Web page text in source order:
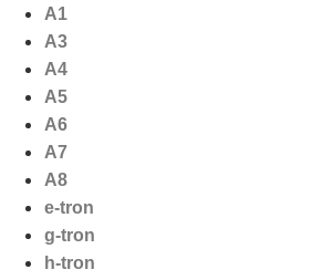
naar
inhoud
A1
A3
A4
A5
A6
A7
A8
e-tron
g-tron
h-tron